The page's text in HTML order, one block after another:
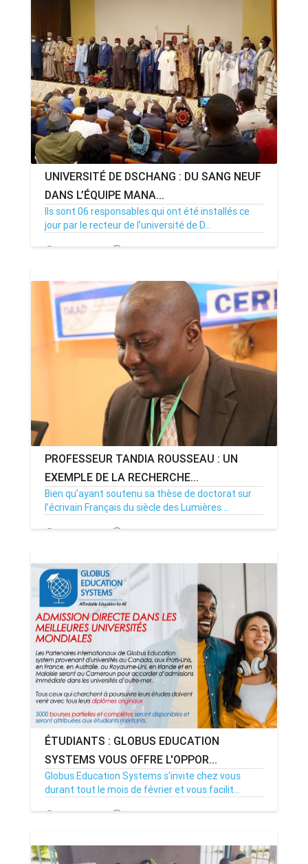
UNIVERSITÉ DE DSCHANG : DU SANG NEUF
DANS L’ÉQUIPE MANA...
Ils sont 06 responsables qui ont été installés ce
jour par le recteur de l’université de D...
08/06/21 Par MenouActu 0
PROFESSEUR TANDIA ROUSSEAU : UN
EXEMPLE DE LA RECHERCHE...
Bien qu’ayant soutenu sa thèse de doctorat sur
l’écrivain Français du siècle des Lumières ...
06/04/21 Par MenouActu 20
ÉTUDIANTS : GLOBUS EDUCATION
SYSTEMS VOUS OFFRE L'OPPOR...
Globus Education Systems s'invite chez vous
durant tout le mois de février et vous facilit...
12/02/21 Par MenouActu 8167